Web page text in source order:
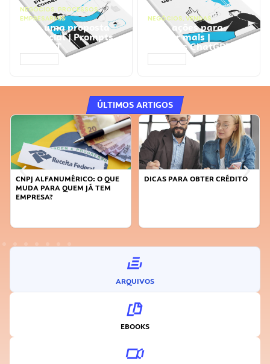
NEGÓCIOS, PROCESSOS
EMPRESARIAIS
Faça uma proposta
comercial | Prompts
ChatGPT
NEGÓCIOS, VENDAS
Faça ações para
vender mais |
Prompts ChatGPT
ÚLTIMOS ARTIGOS
O QUE
QUEM JÁ TEM
DICAS PARA OBTER CRÉDITO
FAÇA A
ARQUIVOS
EBOOKS